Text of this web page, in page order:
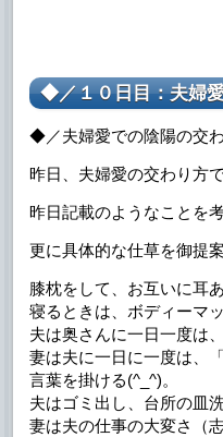
◆／１０日目：夫婦
◆／夫婦愛での陰陽の交
昨日、夫婦愛の交わり方
昨日記載のようなことを
更に具体的な仕草を御提
膝枕をして、お互いに耳
寝るときは、ボディーマ
夫は奥さんに一日一度は
妻は夫に一日に一度は、
言葉を掛ける(^_^)。
夫はゴミ出し、台所の皿
妻は夫の仕事の大変さ（